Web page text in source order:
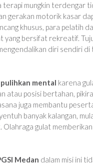
terapi mungkin terdengar
gerakan motorik kasar
khusus, para pelatih
yang bersifat rekreatif.
diri sendiri
pulihkan mental karena
atau posisi bertahan,
juga membantu
banyak kalangan,
Olahraga gulat
Medan dalam misi ini